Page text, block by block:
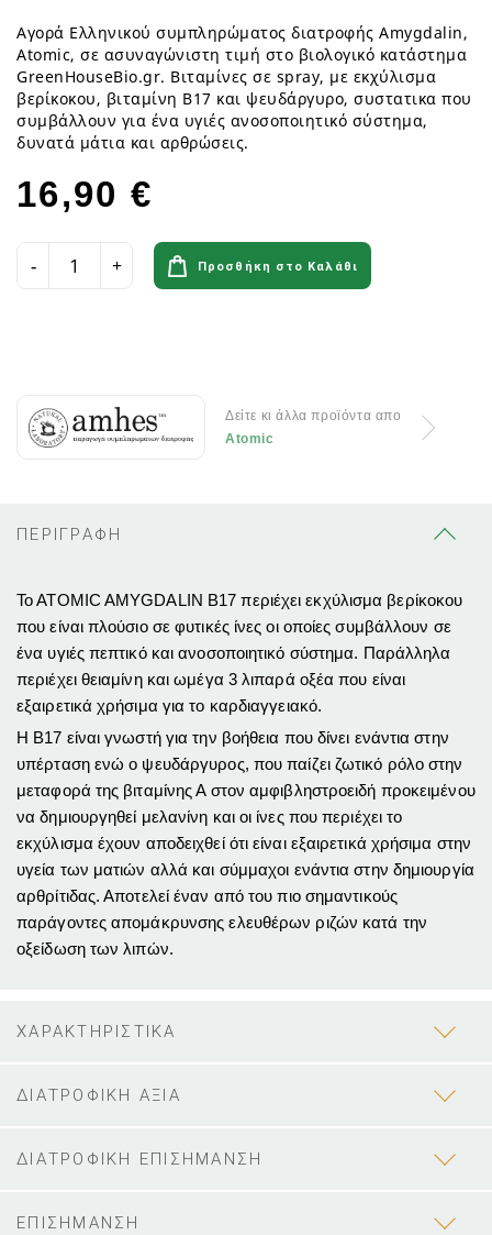
Αγορά Ελληνικού συμπληρώματος διατροφής Amygdalin,
Atomic, σε ασυναγώνιστη τιμή στο βιολογικό κατάστημα
GreenHouseBio.gr. Βιταμίνες σε spray, με εκχύλισμα
βερίκοκου, βιταμίνη Β17 και ψευδάργυρο, συστατικα που
συμβάλλουν για ένα υγιές ανοσοποιητικό σύστημα,
δυνατά μάτια και αρθρώσεις.
16,90 €
Προσθήκη στο Καλάθι
Δείτε κι άλλα προϊόντα απο
Atomic
ΠΕΡΙΓΡΑΦΗ
To ATOMIC AMYGDALIN Β17 περιέχει εκχύλισμα βερίκοκου
που είναι πλούσιο σε φυτικές ίνες οι οποίες συμβάλλουν σε
ένα υγιές πεπτικό και ανοσοποιητικό σύστημα. Παράλληλα
περιέχει θειαμίνη και ωμέγα 3 λιπαρά οξέα που είναι
εξαιρετικά χρήσιμα για το καρδιαγγειακό.
Η Β17 είναι γνωστή για την βοήθεια που δίνει ενάντια στην
υπέρταση ενώ ο ψευδάργυρος, που παίζει ζωτικό ρόλο στην
μεταφορά της βιταμίνης Α στον αμφιβληστροειδή προκειμένου
να δημιουργηθεί μελανίνη και οι ίνες που περιέχει το
εκχύλισμα έχουν αποδειχθεί ότι είναι εξαιρετικά χρήσιμα στην
υγεία των ματιών αλλά και σύμμαχοι ενάντια στην δημιουργία
αρθρίτιδας. Αποτελεί έναν από του πιο σημαντικούς
παράγοντες απομάκρυνσης ελευθέρων ριζών κατά την
οξείδωση των λιπών.
ΧΑΡΑΚΤΗΡΙΣΤΙΚΑ
ΔΙΑΤΡΟΦΙΚΗ ΑΞΙΑ
ΔΙΑΤΡΟΦΙΚΗ ΕΠΙΣΗΜΑΝΣΗ
ΕΠΙΣΗΜΑΝΣΗ